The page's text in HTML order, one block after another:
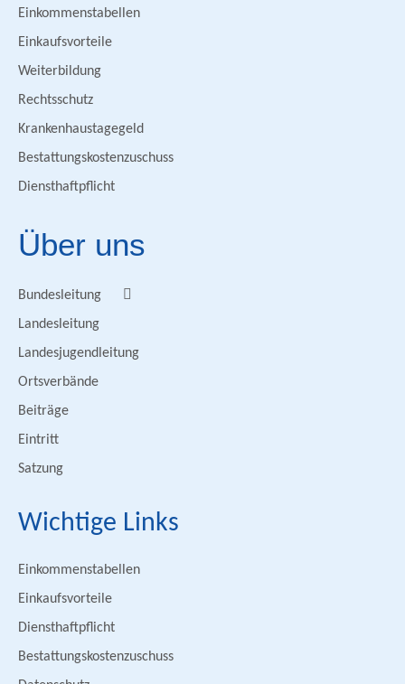
Einkommenstabellen
Einkaufsvorteile
Weiterbildung
Rechtsschutz
Krankenhaustagegeld
Bestattungskostenzuschuss
Diensthaftpflicht
Über uns
Bundesleitung
Landesleitung
Landesjugendleitung
Ortsverbände
Beiträge
Eintritt
Satzung
Wichtige Links
Einkommenstabellen
Einkaufsvorteile
Diensthaftpflicht
Bestattungskostenzuschuss